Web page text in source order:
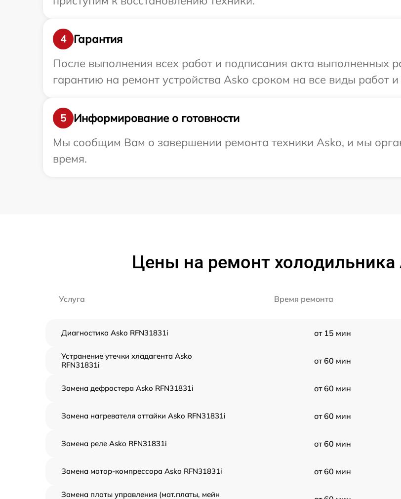
4
Гарантия
После выполнения всех работ и подписания акта выполненных
гарантию на ремонт устройства Asko сроком на все виды работ и
5
Информирование о готовности
Мы сообщим Вам о завершении ремонта техники Asko, и мы
время.
Цены на ремонт холодильника
Услуга Время ремонта
Диагностика Asko RFN31831i от 15 мин
Устранение утечки хладагента Asko
RFN31831i
от 60 мин
Замена дефростера Asko RFN31831i от 60 мин
Замена нагревателя оттайки Asko RFN31831i от 60 мин
Замена реле Asko RFN31831i от 60 мин
Замена мотор-компрессора Asko RFN31831i от 60 мин
Замена платы управления (мат.платы, мейн